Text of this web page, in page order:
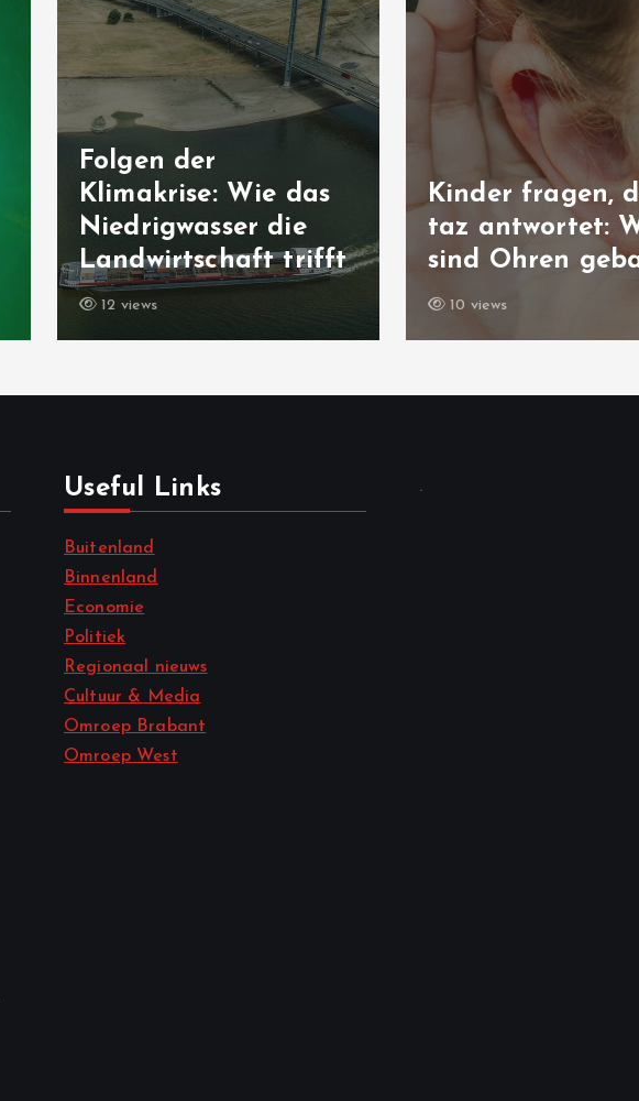
Folgen der
Klimakrise: Wie das
Niedrigwasser die
Landwirtschaft trifft
12 views
Kinder fragen,
taz antwortet:
sind Ohren
10 views
Useful Links
Buitenland
Binnenland
Economie
Politiek
Regionaal nieuws
Cultuur & Media
Omroep Brabant
Omroep West
.